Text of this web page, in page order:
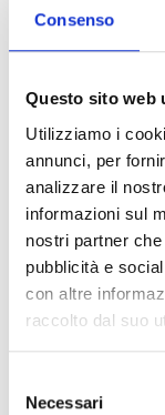
Consenso
Questo sito web
Utilizziamo i
annunci, per
analizzare il
informazioni sul
nostri partner
pubblicità e
con altre
raccolto dal suo
delNecessari
Oltre ad un ampio
appena conclusa,